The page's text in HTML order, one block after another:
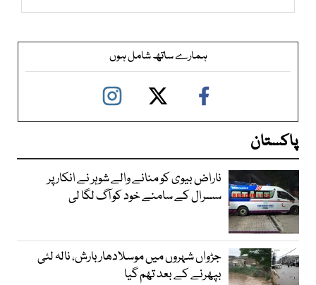
ہمارے ساتھ شامل ہوں
پاکستان
ناراض بیوی کو منانے والے شوہر نے انکار پر
سسرال کے سامنے خود کو آگ لگا لی
جڑواں شہروں میں موسلادھار بارش، نالہ لئی
بپھرنے کے بعد تھم گیا